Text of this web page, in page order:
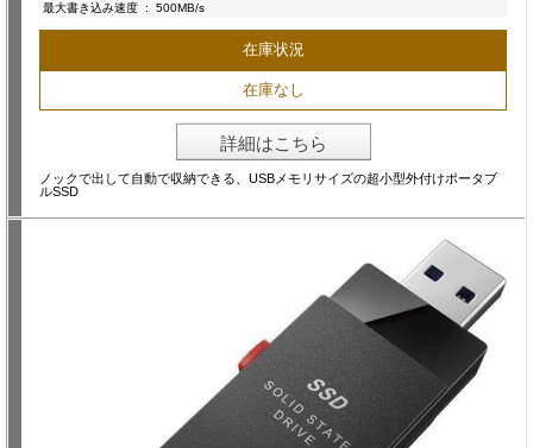
最大書き込み速度 : 500MB/s
在庫状況
在庫なし
詳細はこちら
ノックで出して自動で収納できる、USBメモリサイズの超小型外付けポータブ
ルSSD